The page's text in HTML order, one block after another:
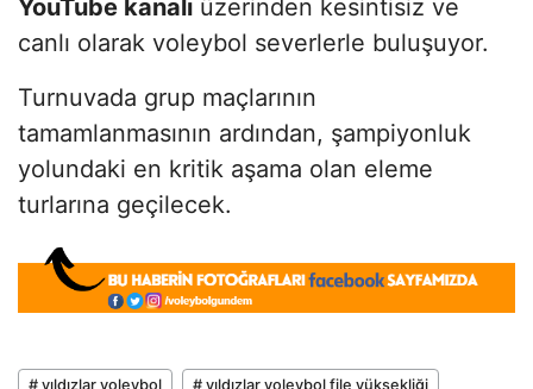
YouTube kanalı üzerinden kesintisiz ve
canlı olarak voleybol severlerle buluşuyor.
Turnuvada grup maçlarının
tamamlanmasının ardından, şampiyonluk
yolundaki en kritik aşama olan eleme
turlarına geçilecek.
# yıldızlar voleybol # yıldızlar voleybol file yüksekliği